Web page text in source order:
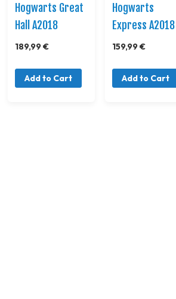
Hogwarts Great
Hall A2018
189,99 €
Add to Cart
Hogwarts
Express A2018
159,99 €
Add to Cart